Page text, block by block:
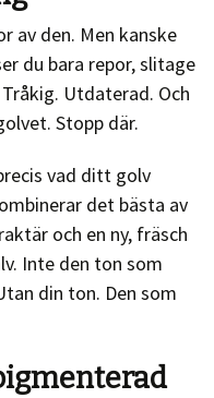
av den. Men kanske
du bara repor, slitage
Utdaterad. Och
Stopp där.
vad ditt golv
det bästa av
och en ny, fräsch
Inte den ton som
din ton. Den som